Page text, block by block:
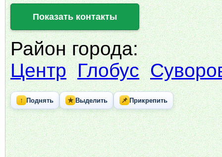
Показать контакты
Район города:
Центр Глобус
↑ Поднять ★ Выделить 📌 Прикрепить